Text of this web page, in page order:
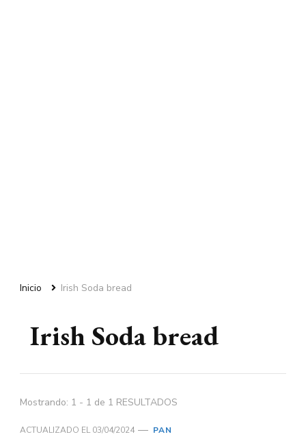
Inicio Irish Soda bread
Irish Soda bread
Mostrando: 1 - 1 de 1 RESULTADOS
ACTUALIZADO EL03/04/2024 PAN